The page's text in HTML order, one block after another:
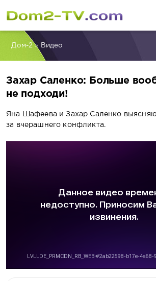
Дом-2» Видео
Захар Саленко: Больше
не подходи!
Яна Шафеева и Захар Саленко
за вчерашнего конфликта.